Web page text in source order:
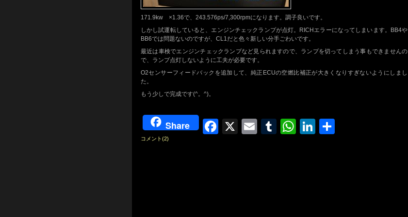
171.9kw ×1.36で、243.576ps/7,300rpmになります。調子良いです。
しかし試運転していると、エンジンチェックランプが点灯。RICHエラーになってしまいます。BB4や
BB6では問題ないのですが、CL1だと色々新しい分手ごわいです。
最近は車検でエンジンチェックランプなど見られますので、ランプを切ってしまう事もできませんの
で、ランプ点灯しないように工夫が必要です。
O2センサーフィードバックを追加して、純正ECUの空燃比補正が大きくなりすぎないようにしまし
た。
もう少しで完成です(^。^)。
Share Facebook
X EmailTumblr
WhatsApp
LinkedIn
コメント(2)